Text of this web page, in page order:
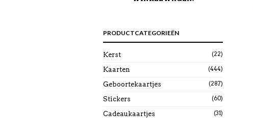
PRODUCTCATEGORIEËN
Kerst (22)
Kaarten (444)
Geboortekaartjes (287)
Stickers (60)
Cadeaukaartjes (31)